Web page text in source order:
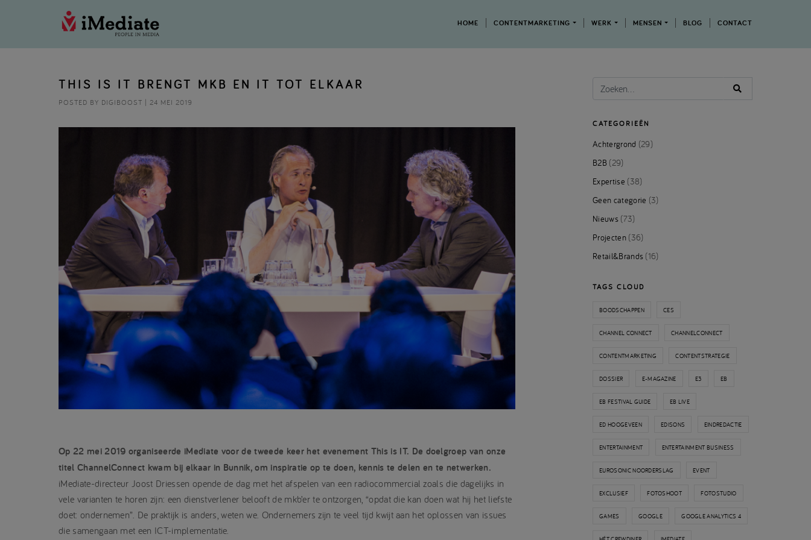
HOME CONTENTMARKETING WERK MENSEN BLOG CONTACT
THIS IS IT BRENGT MKB EN IT TOT ELKAAR
POSTED BY DIGIBOOST | 24 MEI 2019
Op 22 mei 2019 organiseerde iMediate voor de tweede keer het evenement This is IT. De doelgroep van onze
titel ChannelConnect kwam bij elkaar in Bunnik, om inspiratie op te doen, kennis te delen en te netwerken.
iMediate-directeur Joost Driessen opende de dag met het afspelen van een radiocommercial zoals die dagelijks in
vele varianten te horen zijn: een dienstverlener belooft de mkb’er te ontzorgen, “opdat die kan doen wat hij het liefste
doet: ondernemen”. De praktijk is anders, weten we. Ondernemers zijn te veel tijd kwijt aan het oplossen van issues
die samengaan met een ICT-implementatie.
CATEGORIEËN
Achtergrond (29)
B2B(29)
Expertise (38)
Geen categorie (3)
Nieuws(73)
Projecten(36)
Retail&Brands (16)
TAGS CLOUD
BOODSCHAPPEN CES
CHANNEL CONNECT CHANNELCONNECT
CONTENTMARKETING CONTENTSTRATEGIE
DOSSIER E-MAGAZINE E3 EB
EB FESTIVAL GUIDE EB LIVE
ED HOOGEVEEN EDISONS EINDREDACTIE
ENTERTAINMENT ENTERTAINMENT BUSINESS
EUROSONIC NOORDERSLAG EVENT
EXCLUSIEF FOTOSHOOT FOTOSTUDIO
GAMES GOOGLE GOOGLE ANALYTICS 4